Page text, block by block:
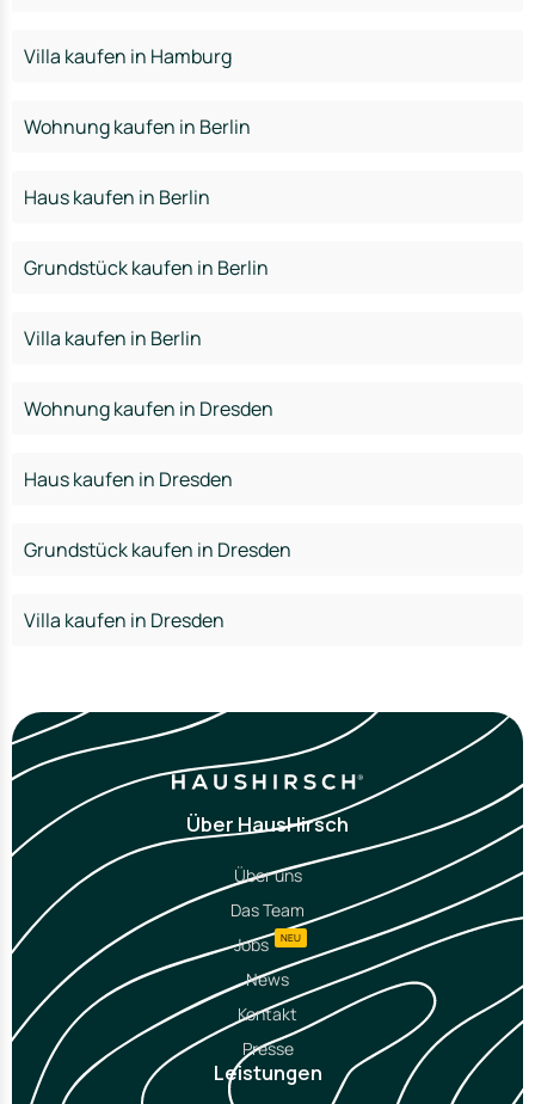
Villa kaufen in Hamburg
Wohnung kaufen in Berlin
Haus kaufen in Berlin
Grundstück kaufen in Berlin
Villa kaufen in Berlin
Wohnung kaufen in Dresden
Haus kaufen in Dresden
Grundstück kaufen in Dresden
Villa kaufen in Dresden
Über HausHirsch
Über uns
Das Team
Jobs
NEU
News
Kontakt
Presse
Leistungen